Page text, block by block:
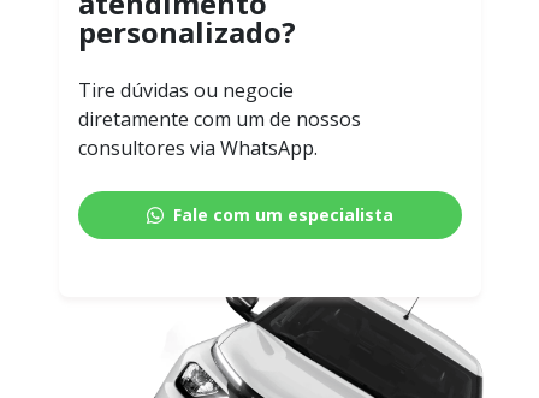
personalizado?
Tire dúvidas ou negocie
diretamente com um de nossos
consultores via WhatsApp.
Fale com um especialista